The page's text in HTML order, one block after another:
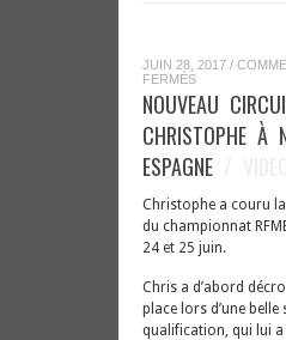
JUIN 28, 2017 /
FERMÉSSUR
CIRCUIT
CHRISTOPHE
À
NAVARRA
EN
NOUVEAU
CHRISTOPHE À
ESPAGNE
Christophe a couru
du championnat
24 et 25 juin.
Chris a d’abord
place lors d’une belle
qualification, qui lui a